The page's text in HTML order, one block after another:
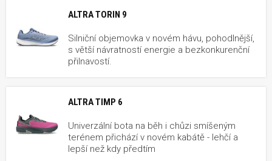
ALTRA TORIN 9
Silniční objemovka v novém hávu, pohodlnější,
s větší návratností energie a bezkonkurenční
přilnavostí.
ALTRA TIMP 6
Univerzální bota na běh i chůzi smíšeným
terénem přichází v novém kabátě - lehčí a
lepší než kdy předtím